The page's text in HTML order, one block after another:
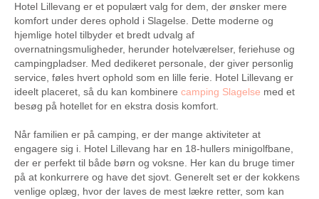
Hotel Lillevang er et populært valg for dem, der ønsker mere
komfort under deres ophold i Slagelse. Dette moderne og
hjemlige hotel tilbyder et bredt udvalg af
overnatningsmuligheder, herunder hotelværelser, feriehuse og
campingpladser. Med dedikeret personale, der giver personlig
service, føles hvert ophold som en lille ferie. Hotel Lillevang er
ideelt placeret, så du kan kombinere camping Slagelse med et
besøg på hotellet for en ekstra dosis komfort.
Når familien er på camping, er der mange aktiviteter at
engagere sig i. Hotel Lillevang har en 18-hullers minigolfbane,
der er perfekt til både børn og voksne. Her kan du bruge timer
på at konkurrere og have det sjovt. Generelt set er der kokkens
venlige oplæg, hvor der laves de mest lækre retter, som kan